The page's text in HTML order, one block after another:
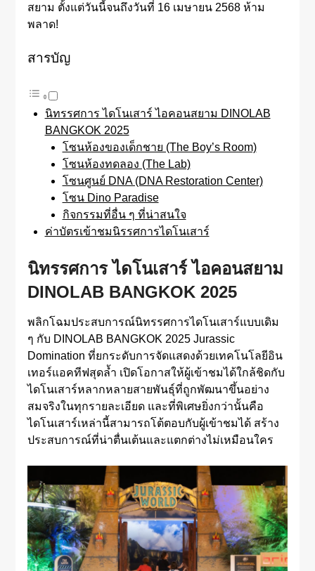
สยาม ตั้งแต่วันนี้จนถึงวันที่ 16 เมษายน 2568 ห้าม
พลาด!
สารบัญ
นิทรรศการ ไดโนเสาร์ ไอคอนสยาม DINOLAB
BANGKOK 2025
โซนห้องของเด็กชาย (The Boy’s Room)
โซนห้องทดลอง (The Lab)
โซนศูนย์ DNA (DNA Restoration Center)
โซน Dino Paradise
กิจกรรมที่อื่น ๆ ที่น่าสนใจ
ค่าบัตรเข้าชมนิรรศการไดโนเสาร์
นิทรรศการ ไดโนเสาร์ ไอคอนสยาม
DINOLAB BANGKOK 2025
พลิกโฉมประสบการณ์นิทรรศการไดโนเสาร์แบบเดิม
ๆ กับ DINOLAB BANGKOK 2025 Jurassic
Domination ที่ยกระดับการจัดแสดงด้วยเทคโนโลยีอิน
เทอร์แอคทีฟสุดล้ำ เปิดโอกาสให้ผู้เข้าชมได้ใกล้ชิดกับ
ไดโนเสาร์หลากหลายสายพันธุ์ที่ถูกพัฒนาขึ้นอย่าง
สมจริงในทุกรายละเอียด และที่พิเศษยิ่งกว่านั้นคือ
ไดโนเสาร์เหล่านี้สามารถโต้ตอบกับผู้เข้าชมได้ สร้าง
ประสบการณ์ที่น่าตื่นเต้นและแตกต่างไม่เหมือนใคร